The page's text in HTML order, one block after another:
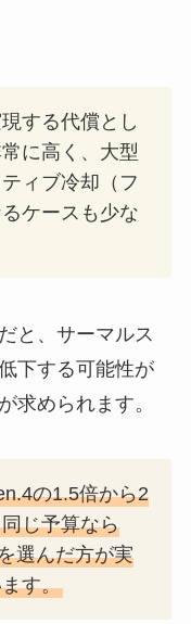
する代償とし
に高く、大型
ィブ冷却（フ
ケースも少な
と、サーマルス
下する可能性が
求められます。
の1.5倍から2
じ予算なら
選んだ方が実
す。